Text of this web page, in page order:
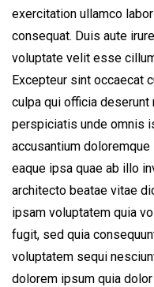
exercitation ullamco
consequat. Duis aute
voluptate velit esse
Excepteur sint occaecat
culpa qui officia
perspiciatis unde omnis
accusantium doloremque
eaque ipsa quae ab illo
architecto beatae vitae
ipsam voluptatem quia
fugit, sed quia
voluptatem sequi
dolorem ipsum quia